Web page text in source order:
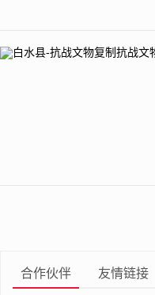
合作伙伴 友情链接